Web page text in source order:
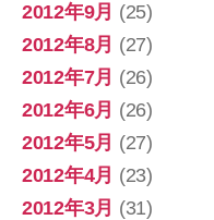
2012年9月 (25)
2012年8月 (27)
2012年7月 (26)
2012年6月 (26)
2012年5月 (27)
2012年4月 (23)
2012年3月 (31)